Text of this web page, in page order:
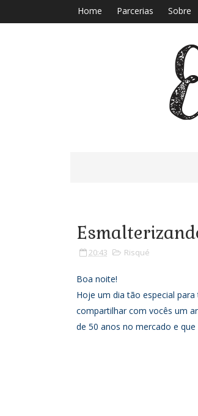
Home Parcerias Sobre
20:43 Risqué
Boa noite!
Hoje um dia tão especial
compartilhar com vocês um
de 50 anos no mercado e